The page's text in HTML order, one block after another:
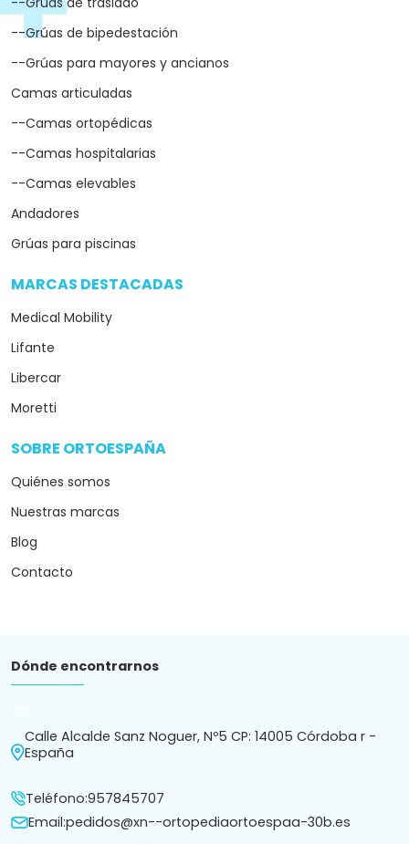
--Grúas de bipedestación
--Grúas para mayores y ancianos
Camas articuladas
--Camas ortopédicas
--Camas hospitalarias
--Camas elevables
Andadores
Grúas para piscinas
MARCAS DESTACADAS
Medical Mobility
Lifante
Libercar
Moretti
SOBRE ORTOESPAÑA
Quiénes somos
Nuestras marcas
Blog
Contacto
Dónde encontrarnos
Calle Alcalde Sanz Noguer, Nº5 CP: 14005 Córdoba r -
España
Teléfono:957845707
Email:pedidos@xn--ortopediaortoespaa-30b.es